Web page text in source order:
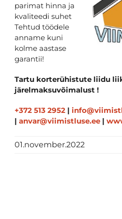
parimat hinna ja
kvaliteedi suhet
Tehtud töödele
anname kuni
kolme aastase
garantii!
Tartu korterühistute liidu
järelmaksuvõimalust !
+372 513 2952 |
| anvar@viimistluse.ee |
01.november.2022